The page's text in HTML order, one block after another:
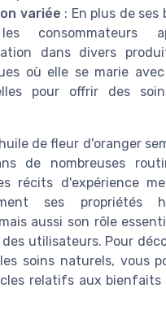
variée : En plus de
consommateurs
dans divers
où elle se marie
pour offrir des
de fleur d'oranger
de nombreuses
récits d'expérience
ses propriétés
aussi son rôle
utilisateurs. Pour
soins naturels, vous
relatifs aux bienfaits